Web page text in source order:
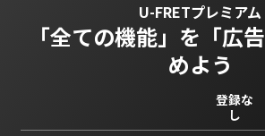
U-FRETプレミアム
「全ての機能」を 「広
めよう
登録な
し